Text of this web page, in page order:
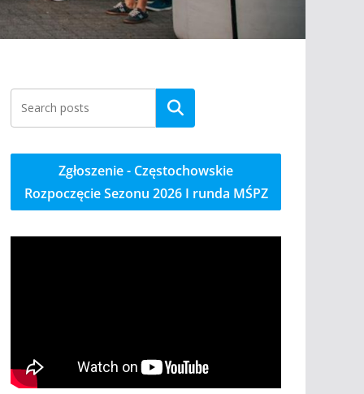
Szukaj
Zgłoszenie - Częstochowskie
Rozpoczęcie Sezonu 2026 I runda MŚPZ